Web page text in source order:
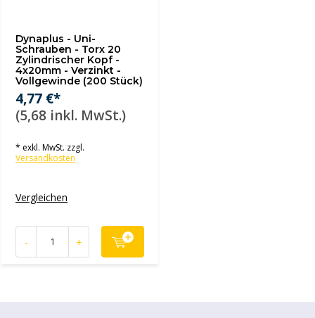
Dynaplus - Uni-
Schrauben - Torx 20
Zylindrischer Kopf -
4x20mm - Verzinkt -
Vollgewinde (200 Stück)
4,77 €*
(5,68 inkl. MwSt.)
* exkl. MwSt. zzgl.
Versandkosten
Vergleichen
- +